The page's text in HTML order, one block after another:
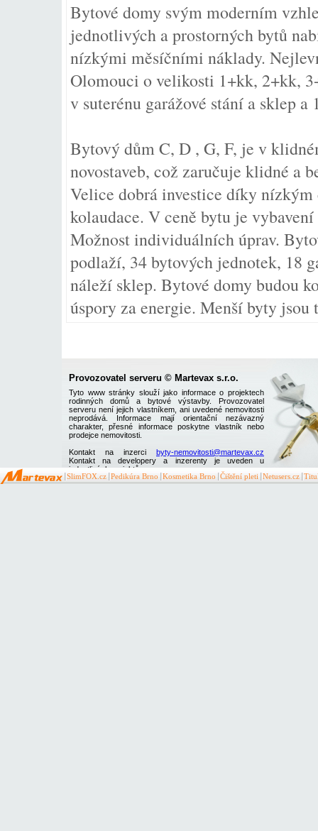
Bytové domy svým moderním
jednotlivých a prostorných bytů
nízkými měsíčními náklady.
Olomouci o velikosti 1+kk, 2+kk,
v suterénu garážové stání a sklep
Bytový dům C, D , G, F, je v
novostaveb, což zaručuje klidné a
Velice dobrá investice díky
kolaudace. V ceně bytu je
Možnost individuálních úprav.
podlaží, 34 bytových jednotek, 18
náleží sklep. Bytové domy budou
úspory za energie. Menší byty
Provozovatel serveru © Martevax s.r.o.
Tyto www stránky slouží jako informace o projektech
rodinných domů a bytové výstavby. Provozovatel
serveru není jejich vlastníkem, ani uvedené nemovitosti
neprodává. Informace mají orientační nezávazný
charakter, přesné informace poskytne vlastník nebo
prodejce nemovitosti.
Kontakt na inzerci byty-nemovitosti@martevax.cz
Kontakt na developery a inzerenty je uveden u
jednotlivých projektů
SlimFOX.cz Pedikúra Brno Kosmetika Brno Čištění pleti Netusers.cz